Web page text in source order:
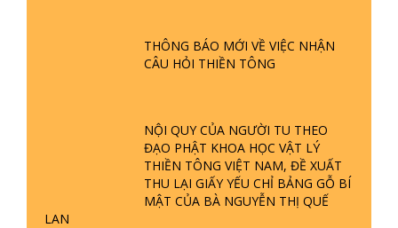
THÔNG BÁO MỚI VỀ VIỆC NHẬN
CÂU HỎI THIỀN TÔNG
NỘI QUY CỦA NGƯỜI TU THEO
ĐẠO PHẬT KHOA HỌC VẬT LÝ
THIỀN TÔNG VIỆT NAM, ĐỀ XUẤT
THU LẠI GIẤY YẾU CHỈ BẢNG GỖ BÍ
MẬT CỦA BÀ NGUYỄN THỊ QUẾ
LAN
ĐƯỢC HÌNH THÀNH NHƯ THẾ NÀO?
PHẬT GIỚI CÓ THỜI GIAN KHÔNG? |
TTTD
ĐÀNG Ở ĐÂU? ĐỊA NGỤC Ở ĐÂU?
ĐỨC CHÚA TRỜI LÀ AI? QUỶ SA
TĂNG? | TTTD
GIẢI ĐÁP THIỀN TÔNG ĐẶC BIỆT P22
- TẠI SAO TRÁI ĐẤT NHIỀU THIÊN TAI